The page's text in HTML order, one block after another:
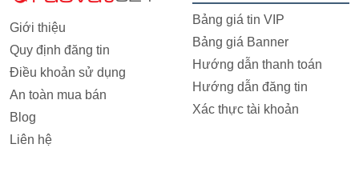
Giới thiệu
Quy định đăng tin
Điều khoản sử dụng
An toàn mua bán
Blog
Liên hệ
Bảng giá tin VIP
Bảng giá Banner
Hướng dẫn thanh toán
Hướng dẫn đăng tin
Xác thực tài khoản